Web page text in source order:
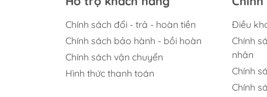
hy vọng đây sẽ là 1 cuốn sách quý trên kệ
Chính sách đổi - trả - hoàn tiền
Chính sách bảo hành - bồi hoàn
Chính sách vận chuyển
Hình thức thanh toán
Điều
Chính
nhân
Chính
Chính